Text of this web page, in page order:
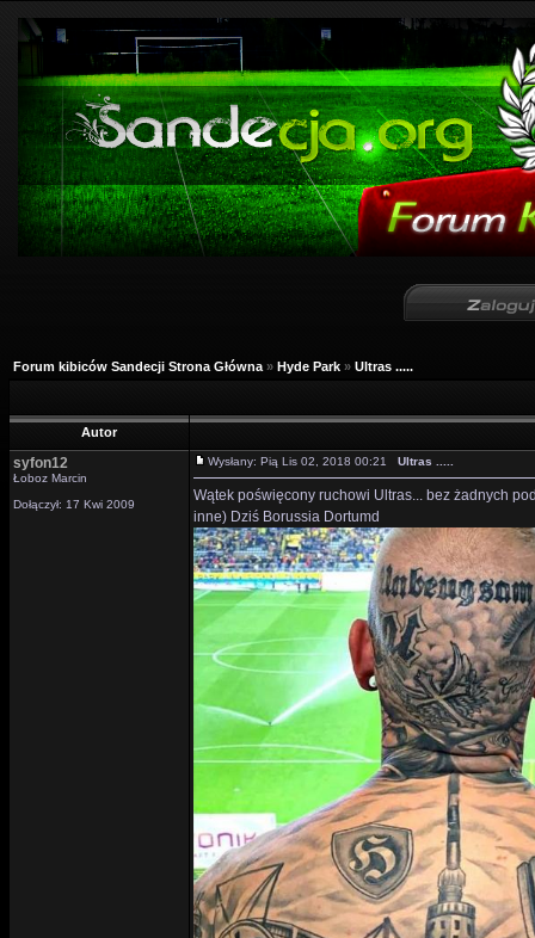
Forum kibiców Sandecji Strona Główna » Hyde Park » Ultras .....
Autor
syfon12
Łoboz Marcin
Dołączył: 17 Kwi 2009
Wysłany: Pią Lis 02, 2018 00:21 Ultras .....
Wątek poświęcony ruchowi Ultras... bez żadnych
inne) Dziś Borussia Dortumd